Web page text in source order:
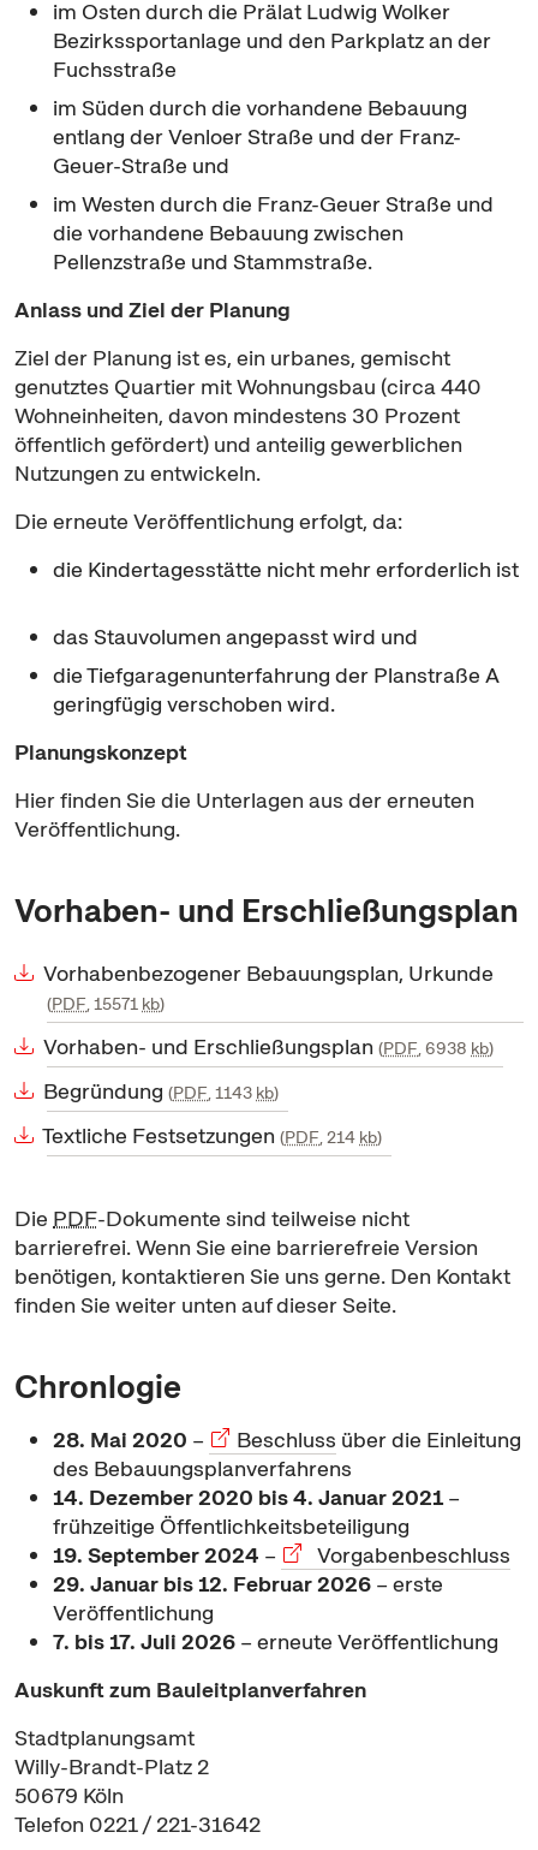
im Osten durch die Prälat Ludwig Wolker
Bezirkssportanlage und den Parkplatz an der
Fuchsstraße
im Süden durch die vorhandene Bebauung
entlang der Venloer Straße und der Franz-
Geuer-Straße und
im Westen durch die Franz-Geuer Straße und
die vorhandene Bebauung zwischen
Pellenzstraße und Stammstraße.
Anlass und Ziel der Planung
Ziel der Planung ist es, ein urbanes, gemischt
genutztes Quartier mit Wohnungsbau (circa 440
Wohneinheiten, davon mindestens 30 Prozent
öffentlich gefördert) und anteilig gewerblichen
Nutzungen zu entwickeln.
Die erneute Veröffentlichung erfolgt, da:
die Kindertagesstätte nicht mehr erforderlich ist
das Stauvolumen angepasst wird und
die Tiefgaragenunterfahrung der Planstraße A
geringfügig verschoben wird.
Planungskonzept
Hier finden Sie die Unterlagen aus der erneuten
Veröffentlichung.
Vorhaben- und Erschließungsplan
Vorhabenbezogener Bebauungsplan, Urkunde
PDF, 15571 kb
Vorhaben- und Erschließungsplan PDF, 6938 kb
Begründung PDF, 1143 kb
Textliche Festsetzungen PDF, 214 kb
Die PDF-Dokumente sind teilweise nicht
barrierefrei. Wenn Sie eine barrierefreie Version
benötigen, kontaktieren Sie uns gerne. Den Kontakt
finden Sie weiter unten auf dieser Seite.
Chronlogie
28. Mai 2020 – Beschluss über die Einleitung
des Bebauungsplanverfahrens
14. Dezember 2020 bis 4. Januar 2021–
frühzeitige Öffentlichkeitsbeteiligung
19. September 2024 –
Vorgabenbeschluss
29. Januar bis 12. Februar 2026 – erste
Veröffentlichung
7. bis 17. Juli 2026 – erneute Veröffentlichung
Auskunft zum Bauleitplanverfahren
Stadtplanungsamt
Willy-Brandt-Platz 2
50679 Köln
Telefon 0221 / 221-31642